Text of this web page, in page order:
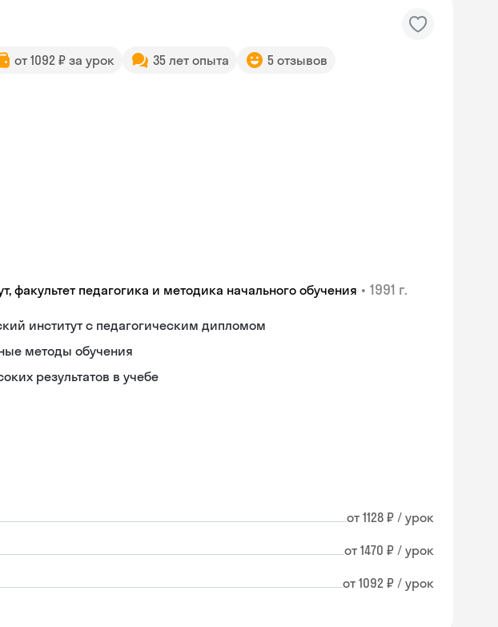
от 1092 ₽ за урок 35 лет опыта 5 отзывов
факультет педагогика и методика начального обучения • 1991 г.
институт с педагогическим дипломом
методы обучения
результатов в учебе
от 1128 ₽ / урок
от 1470 ₽ / урок
от 1092 ₽ / урок